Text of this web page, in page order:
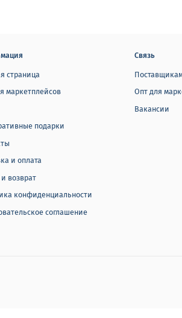
страница
маркетплейсов
подарки
и оплата
возврат
конфиденциальности
соглашение
Связь
Опт для
Вакансии